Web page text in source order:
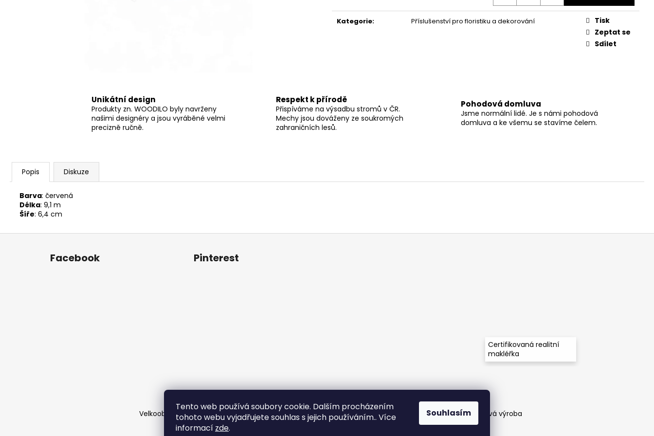
Tento web používá soubory cookie. Dalším procházením
tohoto webu vyjadřujete souhlas s jejich používáním.. Více
informací zde.
Souhlasím
cena:
Kategorie: Příslušenství pro floristiku a dekorování
Tisk
Zeptat se
Sdílet
Unikátní design
Produkty zn. WOODILO byly navrženy
našimi designéry a jsou vyráběné velmi
precizně ručně.
Respekt k přírodě
Přispíváme na výsadbu stromů v ČR.
Mechy jsou dováženy ze soukromých
zahraničních lesů.
Pohodová domluva
Jsme normální lidé. Je s námi pohodová
domluva a ke všemu se stavíme čelem.
Popis Diskuze
Barva: červená
Délka: 9,1 m
Šíře: 6,4 cm
Z
Facebook Pinterest
Certifikovaná realitní
makléřka
Velkoobchod Časté dotazy Obchodní podmínky Kontakt Vzorník mechů Mechové stěny a zakázková výroba